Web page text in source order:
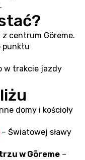
centrum Göreme.
punktu
w trakcie jazdy
domy i kościoły
Światowej sławy
w Göreme –